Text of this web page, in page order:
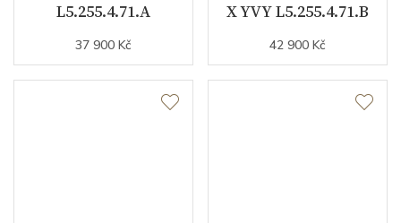
L5.255.4.71.A
37 900 Kč
X YVY L5.255.4.71.B
42 900 Kč